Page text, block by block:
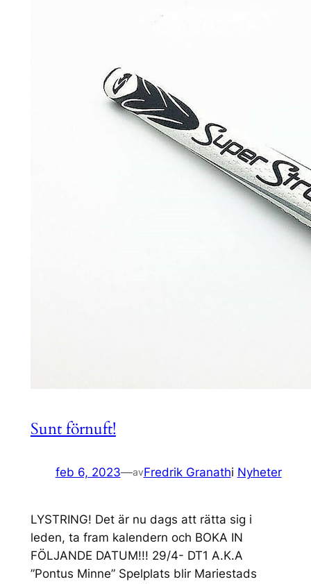
Sunt förnuft!
feb 6, 2023—avFredrik Granathi Nyheter
LYSTRING! Det är nu dags att rätta sig i
leden, ta fram kalendern och BOKA IN
FÖLJANDE DATUM!!! 29/4- DT1 A.K.A
”Pontus Minne” Spelplats blir Mariestads